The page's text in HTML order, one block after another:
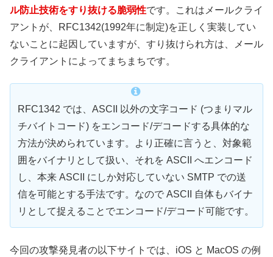
ル防止技術をすり抜ける脆弱性です。これはメールクライ
アントが、RFC1342(1992年に制定)を正しく実装してい
ないことに起因していますが、すり抜けられ方は、メール
クライアントによってまちまちです。
RFC1342 では、ASCII 以外の文字コード (つまりマル
チバイトコード) をエンコード/デコードする具体的な
方法が決められています。より正確に言うと、対象範
囲をバイナリとして扱い、それを ASCII へエンコード
し、本来 ASCII にしか対応していない SMTP での送
信を可能とする手法です。なので ASCII 自体もバイナ
リとして捉えることでエンコード/デコード可能です。
今回の攻撃発見者の以下サイトでは、iOS と MacOS の例